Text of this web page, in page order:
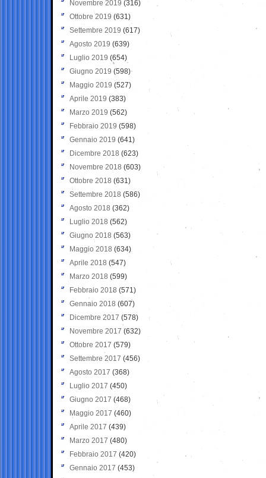
Novembre 2019 (316)
Ottobre 2019 (631)
Settembre 2019 (617)
Agosto 2019 (639)
Luglio 2019 (654)
Giugno 2019 (598)
Maggio 2019 (527)
Aprile 2019 (383)
Marzo 2019 (562)
Febbraio 2019 (598)
Gennaio 2019 (641)
Dicembre 2018 (623)
Novembre 2018 (603)
Ottobre 2018 (631)
Settembre 2018 (586)
Agosto 2018 (362)
Luglio 2018 (562)
Giugno 2018 (563)
Maggio 2018 (634)
Aprile 2018 (547)
Marzo 2018 (599)
Febbraio 2018 (571)
Gennaio 2018 (607)
Dicembre 2017 (578)
Novembre 2017 (632)
Ottobre 2017 (579)
Settembre 2017 (456)
Agosto 2017 (368)
Luglio 2017 (450)
Giugno 2017 (468)
Maggio 2017 (460)
Aprile 2017 (439)
Marzo 2017 (480)
Febbraio 2017 (420)
Gennaio 2017 (453)